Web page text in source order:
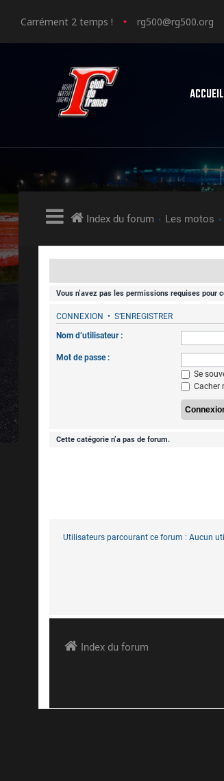
Carrément 2 temps ! rg500@rg500.org
ACCUEIL